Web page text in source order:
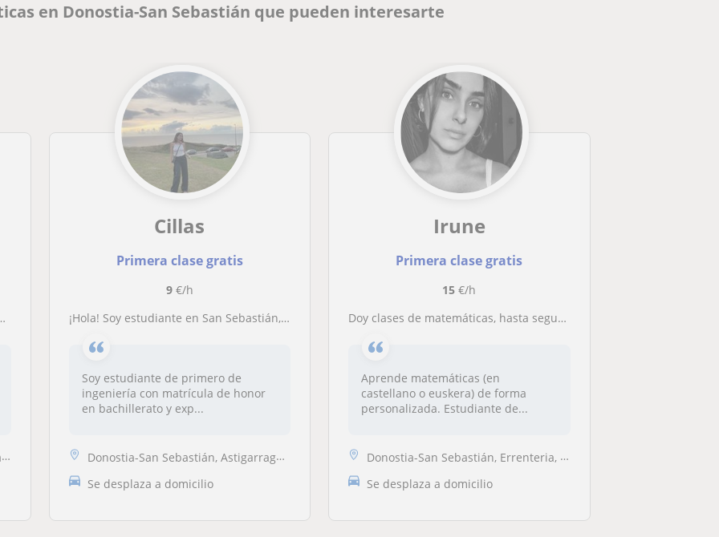
en Donostia-San Sebastián que pueden interesarte
Cillas
Primera clase gratis
9€/h
¡Hola! Soy estudiante en San Sebastián, Gipuzkoa, lista para impartir clases a estudiantes de primaria, secundaria y bachiller
Soy estudiante de primero de
ingeniería con matrícula de honor
en bachillerato y exp...
Donostia-San Sebastián, Astigarraga, Pasaia
Se desplaza a domicilio
Irune
Primera clase gratis
15 €/h
Doy clases de matemáticas, hasta segundo de bachillerato
Aprende matemáticas (en
castellano o euskera) de forma
personalizada. Estudiante de...
Donostia-San Sebastián, Errenteria, Pasaia
Se desplaza a domicilio